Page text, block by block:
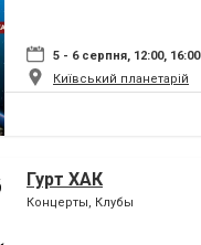
5 - 6 серпня, 12:00, 16:00
Київський планетарій
Гурт ХАК
Концерты, Клубы